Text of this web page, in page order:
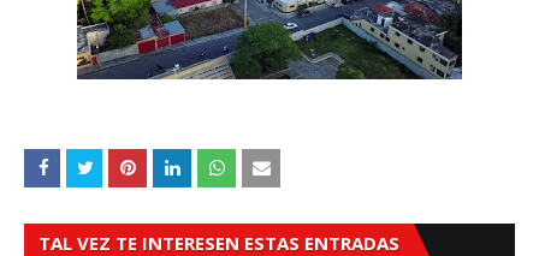
TAL VEZ TE INTERESEN ESTAS ENTRADAS